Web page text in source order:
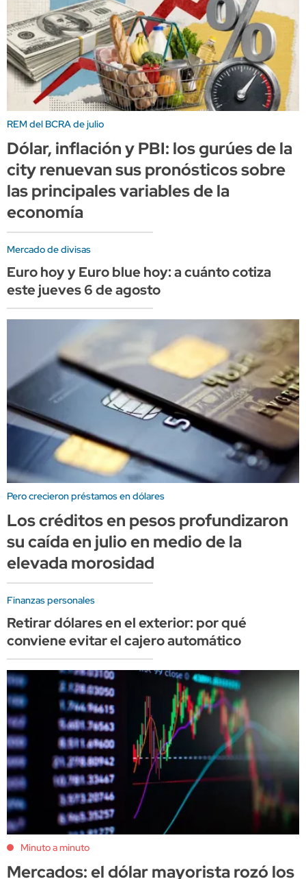
REM del BCRA de julio
Dólar, inflación y PBI: los gurúes de la
city renuevan sus pronósticos sobre
las principales variables de la
economía
Mercado de divisas
Euro hoy y Euro blue hoy: a cuánto cotiza
este jueves 6 de agosto
Pero crecieron préstamos en dólares
Los créditos en pesos profundizaron
su caída en julio en medio de la
elevada morosidad
Finanzas personales
Retirar dólares en el exterior: por qué
conviene evitar el cajero automático
Minuto a minuto
Mercados: el dólar mayorista rozó los